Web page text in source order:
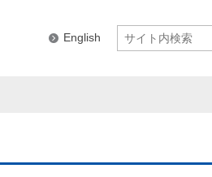
English